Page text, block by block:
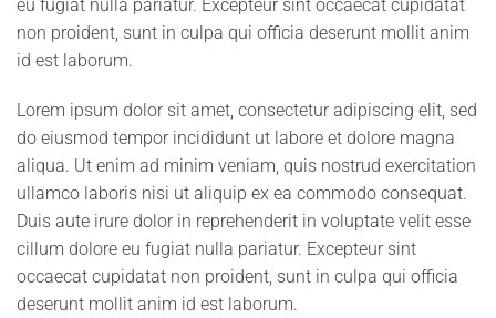
eu fugiat nulla pariatur. Excepteur sint occaecat cupidatat
non proident, sunt in culpa qui officia deserunt mollit anim
id est laborum.
Lorem ipsum dolor sit amet, consectetur adipiscing elit, sed
do eiusmod tempor incididunt ut labore et dolore magna
aliqua. Ut enim ad minim veniam, quis nostrud exercitation
ullamco laboris nisi ut aliquip ex ea commodo consequat.
Duis aute irure dolor in reprehenderit in voluptate velit esse
cillum dolore eu fugiat nulla pariatur. Excepteur sint
occaecat cupidatat non proident, sunt in culpa qui officia
deserunt mollit anim id est laborum.